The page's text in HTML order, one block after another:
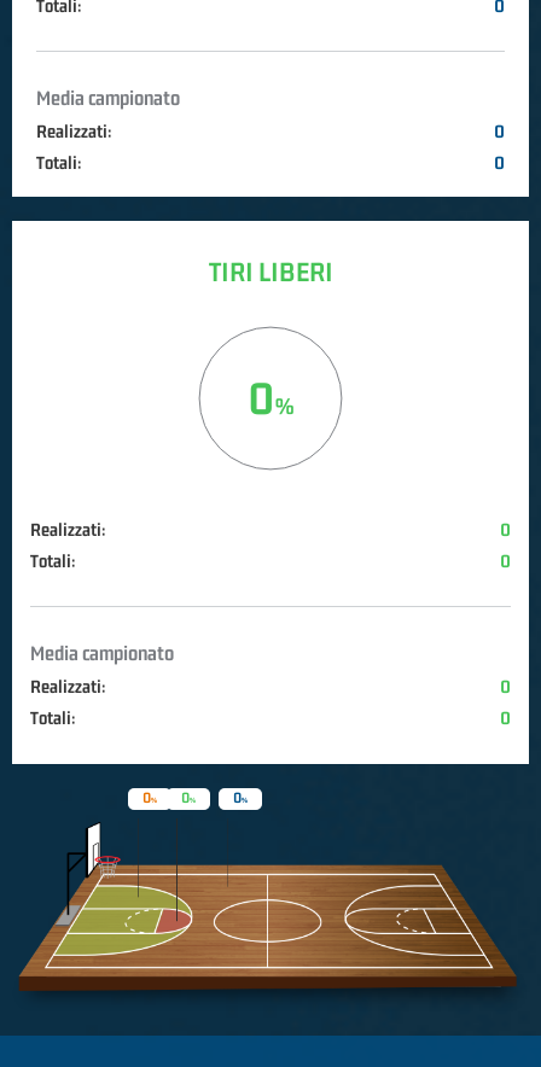
Totali: 0
Media campionato
Realizzati:
0
Totali:
0
TIRI LIBERI
0
Realizzati:
0
Totali:
0
Media campionato
Realizzati:
0
Totali:
0
0
0 0